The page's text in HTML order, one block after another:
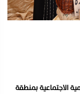
الاجتماعية بمنطقة